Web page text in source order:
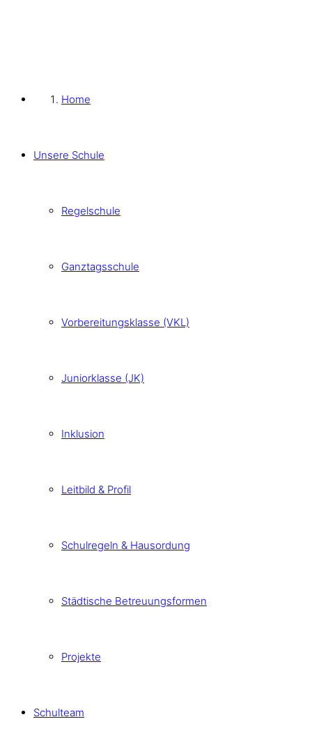
Home
Unsere Schule
Regelschule
Ganztagsschule
Vorbereitungsklasse (VKL)
Juniorklasse (JK)
Inklusion
Leitbild & Profil
Schulregeln & Hausordung
Städtische Betreuungsformen
Projekte
Schulteam